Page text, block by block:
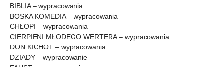
BIBLIA – wypracowania
BOSKA KOMEDIA – wypracowania
CHŁOPI – wypracowania
CIERPIENI MŁODEGO WERTERA – wypracowania
DON KICHOT – wypracowania
DZIADY – wypracowanie